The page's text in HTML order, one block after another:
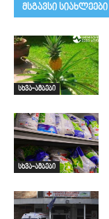
მსგავსი სიახლეები
სხვა-ამბები
სხვა-ამბები